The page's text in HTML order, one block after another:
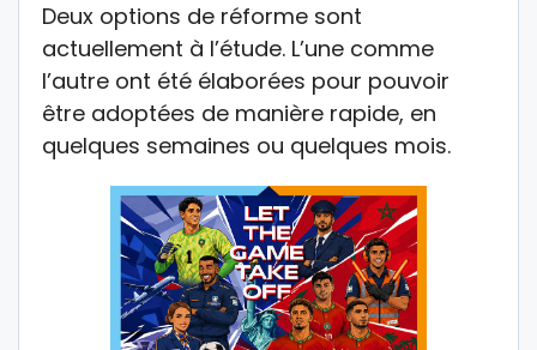
Deux options de réforme sont
actuellement à l’étude. L’une comme
l’autre ont été élaborées pour pouvoir
être adoptées de manière rapide, en
quelques semaines ou quelques mois.